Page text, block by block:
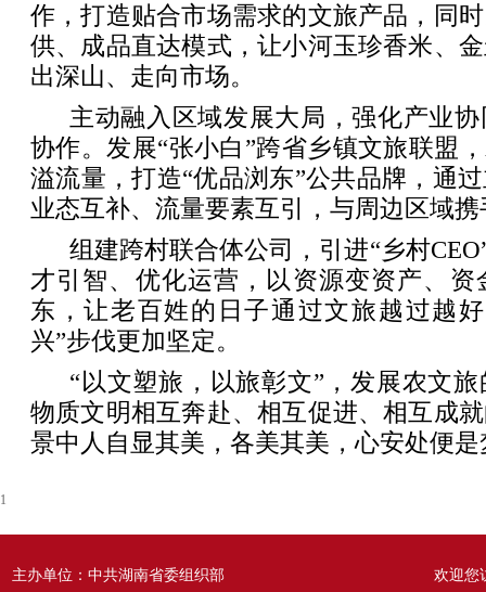
作，打造贴合市场需求的文旅产品，同
供、成品直达模式，让小河玉珍香米、
出深山、走向市场。
主动融入区域发展大局，强化产业
协作。发展“张小白”跨省乡镇文旅联盟
溢流量，打造“优品浏东”公共品牌，通
业态互补、流量要素互引，与周边区域
组建跨村联合体公司，引进“乡村
才引智、优化运营，以资源变资产、资
东，让老百姓的日子通过文旅越过越
兴”步伐更加坚定。
“以文塑旅，以旅彰文”，发展农文
物质文明相互奔赴、相互促进、相互成
景中人自显其美，各美其美，心安处便是
1
主办单位：中共湖南省委组织部
欢迎您